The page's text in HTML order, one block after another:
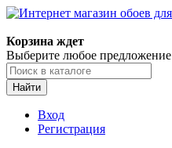
Корзина ждет
Выберите любое предложение
Найти
Вход
Регистрация